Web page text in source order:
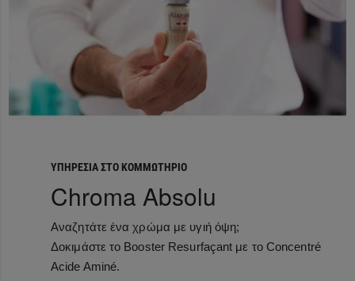
ΥΠΗΡΕΣΙΑ ΣΤΟ ΚΟΜΜΩΤΗΡΙΟ
Chroma Absolu
Αναζητάτε ένα χρώμα με υγιή όψη;
Δοκιμάστε το Booster Resurfaçant με το Concentré
Acide Aminé.